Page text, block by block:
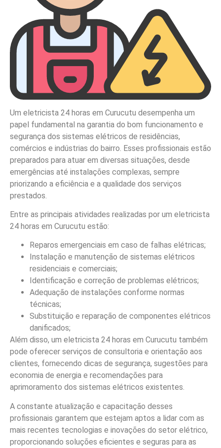
Um eletricista 24 horas em Curucutu desempenha um
papel fundamental na garantia do bom funcionamento e
segurança dos sistemas elétricos de residências,
comércios e indústrias do bairro. Esses profissionais estão
preparados para atuar em diversas situações, desde
emergências até instalações complexas, sempre
priorizando a eficiência e a qualidade dos serviços
prestados.
Entre as principais atividades realizadas por um eletricista
24 horas em Curucutu estão:
Reparos emergenciais em caso de falhas elétricas;
Instalação e manutenção de sistemas elétricos
residenciais e comerciais;
Identificação e correção de problemas elétricos;
Adequação de instalações conforme normas
técnicas;
Substituição e reparação de componentes elétricos
danificados;
Além disso, um eletricista 24 horas em Curucutu também
pode oferecer serviços de consultoria e orientação aos
clientes, fornecendo dicas de segurança, sugestões para
economia de energia e recomendações para
aprimoramento dos sistemas elétricos existentes.
A constante atualização e capacitação desses
profissionais garantem que estejam aptos a lidar com as
mais recentes tecnologias e inovações do setor elétrico,
proporcionando soluções eficientes e seguras para as